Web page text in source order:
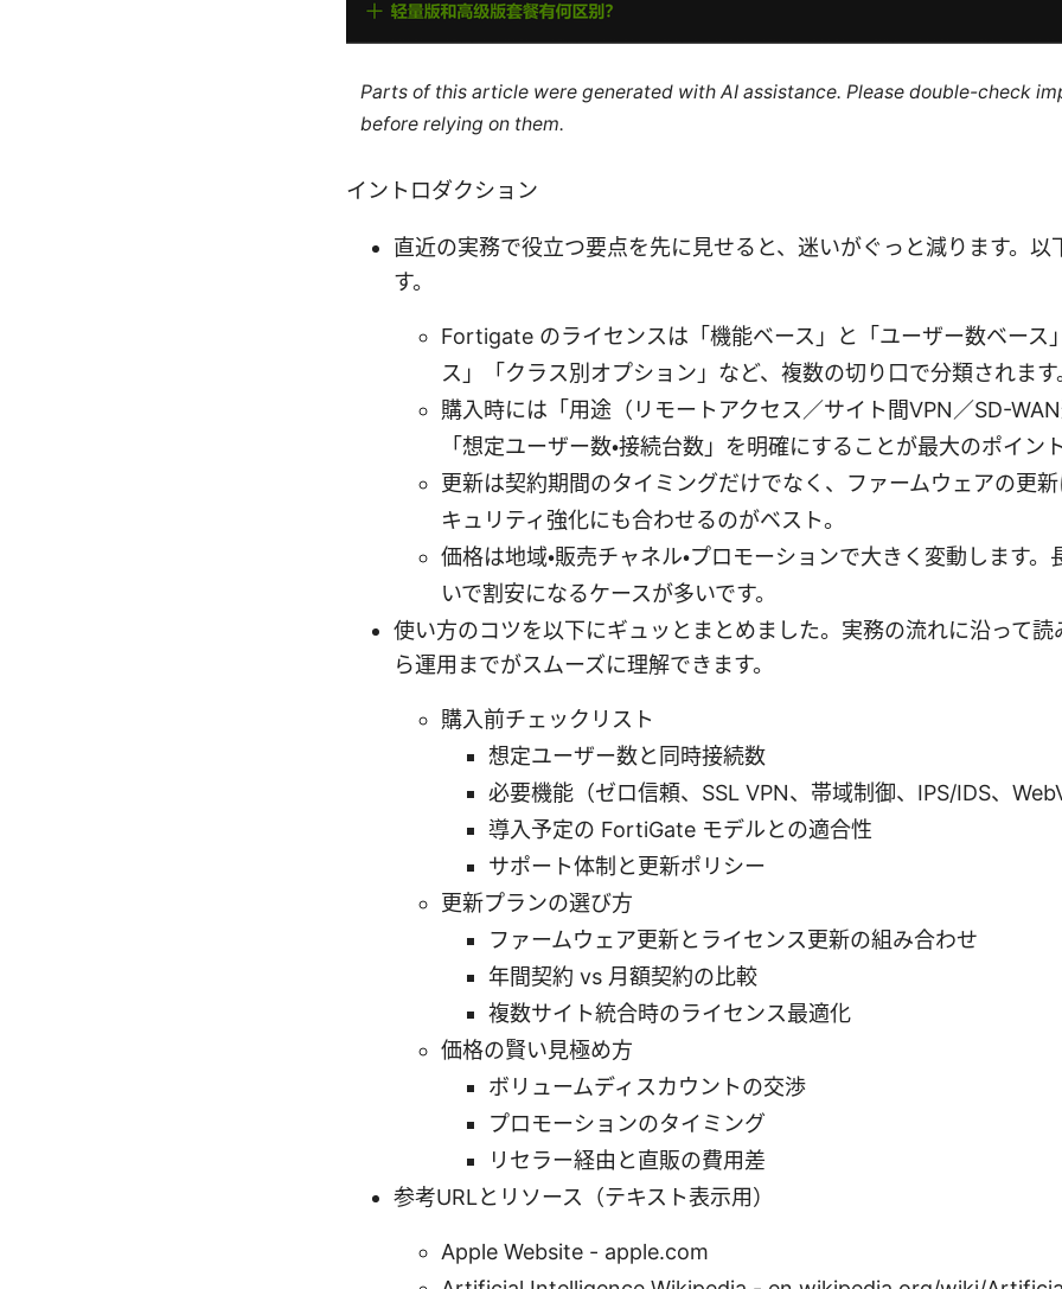
Parts of this article were generated with AI assistance. Please double-check
before relying on them.
イントロダクション
直近の実務で役立つ要点を先に見せると、迷いがぐっと減ります。以
す。
Fortigate のライセンスは「機能ベース」と「ユーザー数ベース
ス」「クラス別オプション」など、複数の切り口で分類されます
購入時には「用途（リモートアクセス／サイト間VPN／SD-
「想定ユーザー数・接続台数」を明確にすることが最大のポイント
更新は契約期間のタイミングだけでなく、ファームウェアの更新
キュリティ強化にも合わせるのがベスト。
価格は地域・販売チャネル・プロモーションで大きく変動します
いで割安になるケースが多いです。
使い方のコツを以下にギュッとまとめました。実務の流れに沿って
ら運用までがスムーズに理解できます。
購入前チェックリスト
想定ユーザー数と同時接続数
必要機能（ゼロ信頼、SSL VPN、帯域制御、IPS/IDS、
導入予定の FortiGate モデルとの適合性
サポート体制と更新ポリシー
更新プランの選び方
ファームウェア更新とライセンス更新の組み合わせ
年間契約 vs 月額契約の比較
複数サイト統合時のライセンス最適化
価格の賢い見極め方
ボリュームディスカウントの交渉
プロモーションのタイミング
リセラー経由と直販の費用差
参考URLとリソース（テキスト表示用）
Apple Website - apple.com